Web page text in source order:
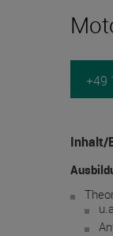
+49
Inhalt/